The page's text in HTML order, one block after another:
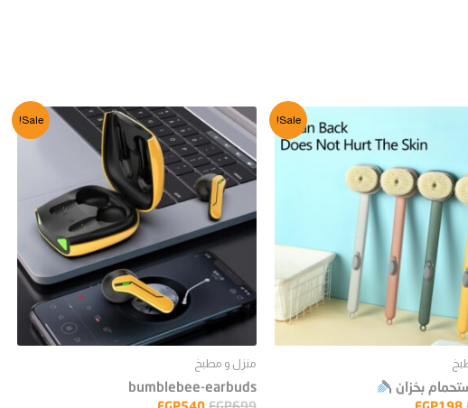
Sale!
بخزان
Sale!
منزل و مطبخ
bumblebee-earbuds